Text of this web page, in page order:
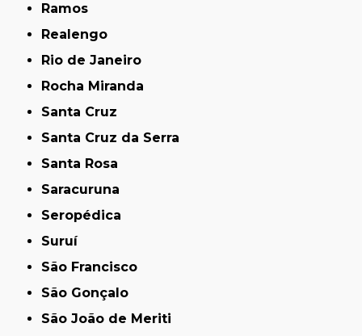
Ramos
Realengo
Rio de Janeiro
Rocha Miranda
Santa Cruz
Santa Cruz da Serra
Santa Rosa
Saracuruna
Seropédica
Suruí
São Francisco
São Gonçalo
São João de Meriti